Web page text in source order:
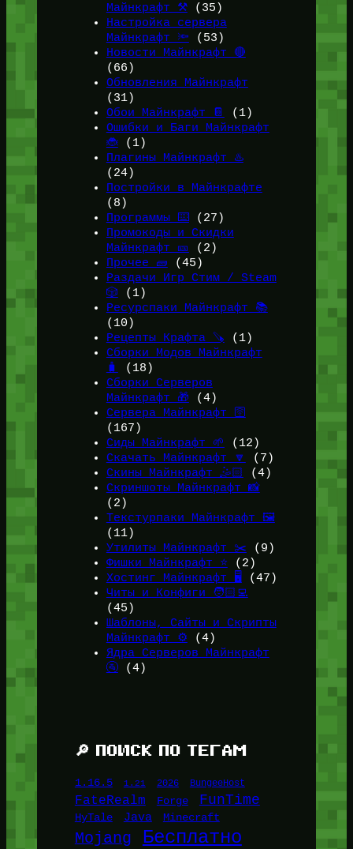
Майнкрафт ⚒️(35)
Настройка сервера
Майнкрафт 🔦 (53)
Новости Майнкрафт 🔴
(66)
Обновления Майнкрафт
(31)
Обои Майнкрафт 📔
(1)
Ошибки и Баги Майнкрафт
🐞(1)
Плагины Майнкрафт ♨️
(24)
Постройки в Майнкрафте
(8)
Программы ⌨️ (27)
Промокоды и Скидки
Майнкрафт 🎫
(2)
Прочее 🧱 (45)
Раздачи Игр Стим / Steam
🎲 (1)
Ресурспаки Майнкрафт 📚
(10)
Рецепты Крафта 🪚 (1)
Сборки Модов Майнкрафт
🧳
(18)
Сборки Серверов
Майнкрафт 🎁 (4)
Сервера Майнкрафт 🛜
(167)
Сиды Майнкрафт 🌱
(12)
Скачать Майнкрафт 🔽
(7)
Скины Майнкрафт 🤹🏻
(4)
Скриншоты Майнкрафт 📸
(2)
Текстурпаки Майнкрафт 🖼️
(11)
Утилиты Майнкрафт ✂️ (9)
Фишки Майнкрафт ⭐(2)
Хостинг Майнкрафт 🖥️ (47)
Читы и Конфиги 🧑🏻‍💻
(45)
Шаблоны, Сайты и Скрипты
Майнкрафт ⚙️ (4)
Ядра Серверов Майнкрафт
🚰(4)
🔎 ПОИСК ПО ТЕГАМ
1.16.5 1.21 2026 BungeeHost
FateRealm Forge FunTime
HyTale Java Minecraft
Mojang Бесплатно